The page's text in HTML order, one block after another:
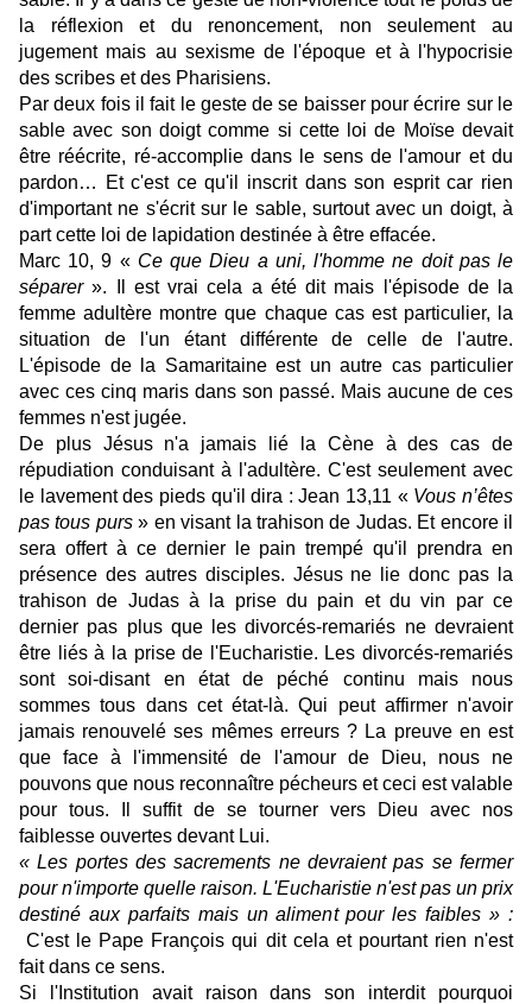
la réflexion et du renoncement, non seulement au
jugement mais au sexisme de l'époque et à l'hypocrisie
des scribes et des Pharisiens.
Par deux fois il fait le geste de se baisser pour écrire sur le
sable avec son doigt comme si cette loi de Moïse devait
être réécrite, ré-accomplie dans le sens de l'amour et du
pardon… Et c'est ce qu'il inscrit dans son esprit car rien
d'important ne s'écrit sur le sable, surtout avec un doigt, à
part cette loi de lapidation destinée à être effacée.
Marc 10, 9 « Ce que Dieu a uni, l'homme ne doit pas le
séparer». Il est vrai cela a été dit mais l'épisode de la
femme adultère montre que chaque cas est particulier, la
situation de l'un étant différente de celle de l'autre.
L'épisode de la Samaritaine est un autre cas particulier
avec ces cinq maris dans son passé. Mais aucune de ces
femmes n'est jugée.
De plus Jésus n'a jamais lié la Cène à des cas de
répudiation conduisant à l'adultère. C'est seulement avec
le lavement des pieds qu'il dira : Jean 13,11 «Vous n’êtes
pas tous purs» en visant la trahison de Judas. Et encore il
sera offert à ce dernier le pain trempé qu'il prendra en
présence des autres disciples. Jésus ne lie donc pas la
trahison de Judas à la prise du pain et du vin par ce
dernier pas plus que les divorcés-remariés ne devraient
être liés à la prise de l'Eucharistie. Les divorcés-remariés
sont soi-disant en état de péché continu mais nous
sommes tous dans cet état-là. Qui peut affirmer n'avoir
jamais renouvelé ses mêmes erreurs ? La preuve en est
que face à l'immensité de l'amour de Dieu, nous ne
pouvons que nous reconnaître pécheurs et ceci est valable
pour tous. Il suffit de se tourner vers Dieu avec nos
faiblesse ouvertes devant Lui.
« Les portes des sacrements ne devraient pas se fermer
pour n'importe quelle raison. L'Eucharistie n'est pas un prix
destiné aux parfaits mais un aliment pour les faibles » :
C'est le Pape François qui dit cela et pourtant rien n'est
fait dans ce sens.
Si l'Institution avait raison dans son interdit pourquoi